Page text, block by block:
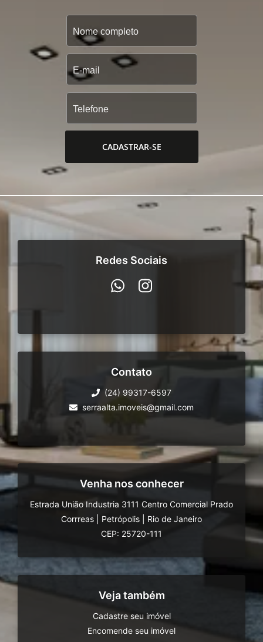
CADASTRAR-SE
Redes Sociais
Contato
(24) 99317-6597
serraalta.imoveis@gmail.com
Venha nos conhecer
Estrada União Industria 3111 Centro Comercial Prado
Corrreas
Petrópolis
Rio de Janeiro
CEP: 25720-111
Veja também
Cadastre seu imóvel
Encomende seu imóvel